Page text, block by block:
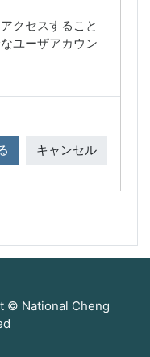
クセスすること
ユーザアカウン
キャンセル
© National Cheng